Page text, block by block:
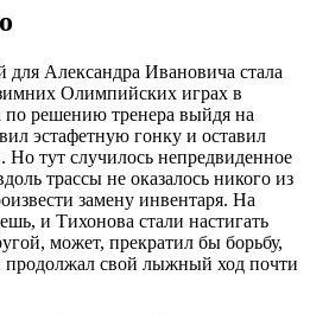
Александра Ивановича стала
Олимпийских играх в
решению тренера выйдя на
эстафетную гонку и оставил
Но тут случилось непредвиденное
трассы не оказалось никого из
замену инвентаря. На
и Тихонова стали настигать
может, прекратил бы борьбу,
свой лыжный ход почти